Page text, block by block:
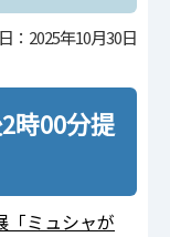
：2025年10月30日
00分提
「ミュシャが